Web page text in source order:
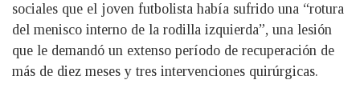
sociales que el joven futbolista había sufrido una “rotura
del menisco interno de la rodilla izquierda”, una lesión
que le demandó un extenso período de recuperación de
más de diez meses y tres intervenciones quirúrgicas.